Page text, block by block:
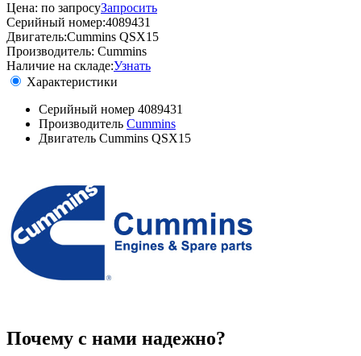
Цена: по запросуЗапросить
Серийный номер:4089431
Двигатель:Cummins QSX15
Производитель: Cummins
Наличие на складе:Узнать
Характеристики
Серийный номер 4089431
Производитель Cummins
Двигатель Cummins QSX15
Почему с нами надежно?